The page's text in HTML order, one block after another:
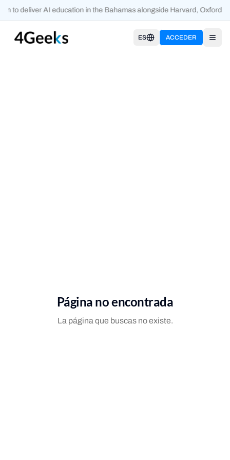
to deliver AI education in the Bahamas alongside Harvard, Oxford,
ES ACCEDER
Página no encontrada
La página que buscas no existe.